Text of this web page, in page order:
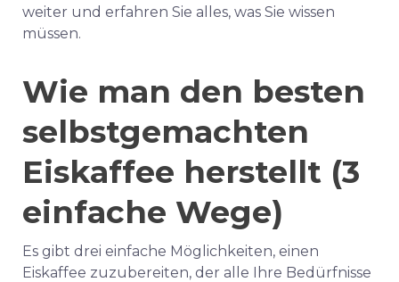
weiter und erfahren Sie alles, was Sie wissen
müssen.
Wie man den besten
selbstgemachten
Eiskaffee herstellt (3
einfache Wege)
Es gibt drei einfache Möglichkeiten, einen
Eiskaffee zuzubereiten, der alle Ihre Bedürfnisse